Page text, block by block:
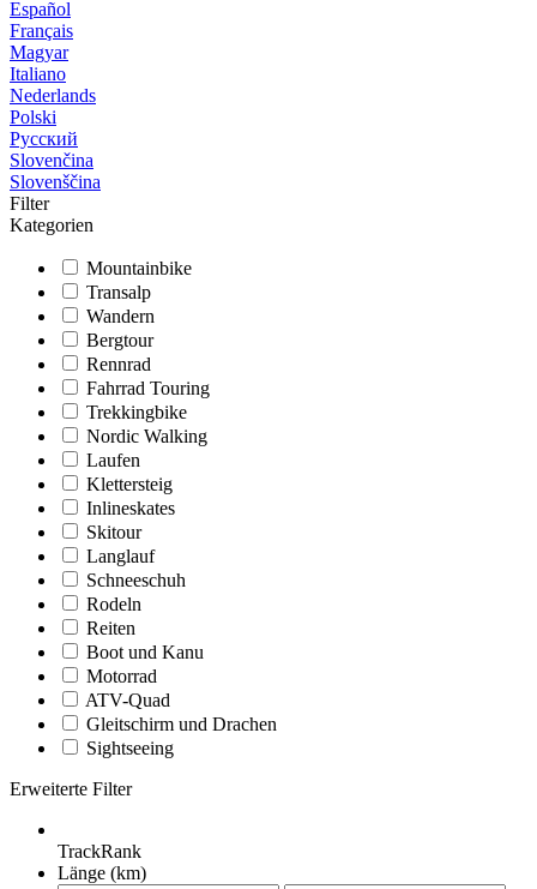
Español
Français
Magyar
Italiano
Nederlands
Polski
Русский
Slovenčina
Slovenščina
Filter
Kategorien
Mountainbike
Transalp
Wandern
Bergtour
Rennrad
Fahrrad Touring
Trekkingbike
Nordic Walking
Laufen
Klettersteig
Inlineskates
Skitour
Langlauf
Schneeschuh
Rodeln
Reiten
Boot und Kanu
Motorrad
ATV-Quad
Gleitschirm und Drachen
Sightseeing
Erweiterte Filter
TrackRank
Länge (km)